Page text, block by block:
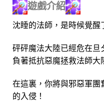
遊戲介紹
沈睡的法師，是時候覺醒
砰砰魔法大陸已經危在旦
負著抵抗惡魔拯救法師大
在這裏，你將與邪惡軍團
的入侵！